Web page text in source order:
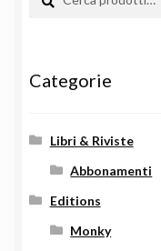
Categorie
Libri & Riviste
Abbonamenti
Editions
Monky